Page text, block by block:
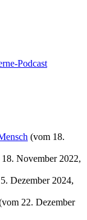
(vom 18.
November 2022,
Dezember 2024,
22. Dezember